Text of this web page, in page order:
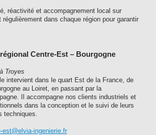
réactivité et accompagnement local sur
dans chaque région pour garantir
Centre-Est – Bourgogne
Troyes
intervient dans le quart Est de la France, de
au Loiret, en passant par la
Il accompagne nos clients industriels et
dans la conception et le suivi de leurs
techniques.
est@elvia-ingenierie.fr